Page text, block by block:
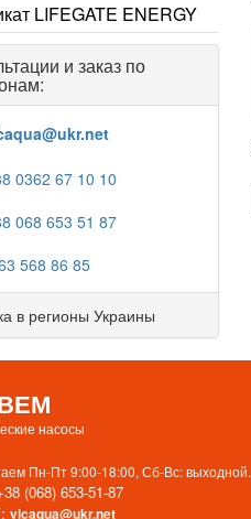
LIFEGATE ENERGY
и заказ по
0362 67 10 10
068 653 51 87
568 86 85
в регионы Украины
насосы
Пн-Пт 9:00-18:00, Сб-Вс: выходной.
(068) 653-51-87
vicaqua@ukr.net